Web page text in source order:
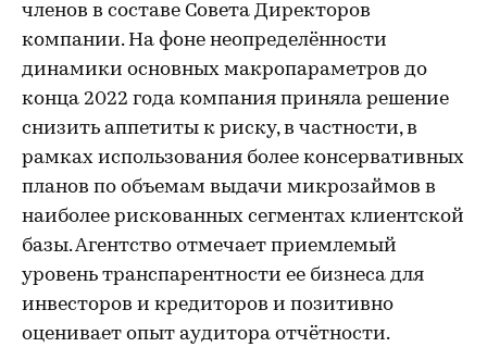
членов в составе Совета Директоров
компании. На фоне неопределённости
динамики основных макропараметров до
конца 2022 года компания приняла решение
снизить аппетиты к риску, в частности, в
рамках использования более консервативных
планов по объемам выдачи микрозаймов в
наиболее рискованных сегментах клиентской
базы. Агентство отмечает приемлемый
уровень транспарентности ее бизнеса для
инвесторов и кредиторов и позитивно
оценивает опыт аудитора отчётности.